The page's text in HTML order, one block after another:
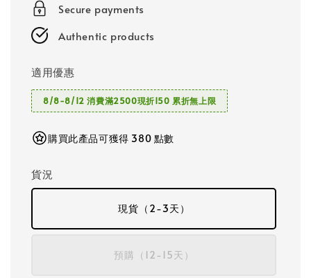
Secure payments
Authentic products
適用優惠
8/8-8/12 消費滿2500現折150 累折無上限
購買此產品可獲得 380 點數
貨況
現貨（2-3天）
預購（12-15天）